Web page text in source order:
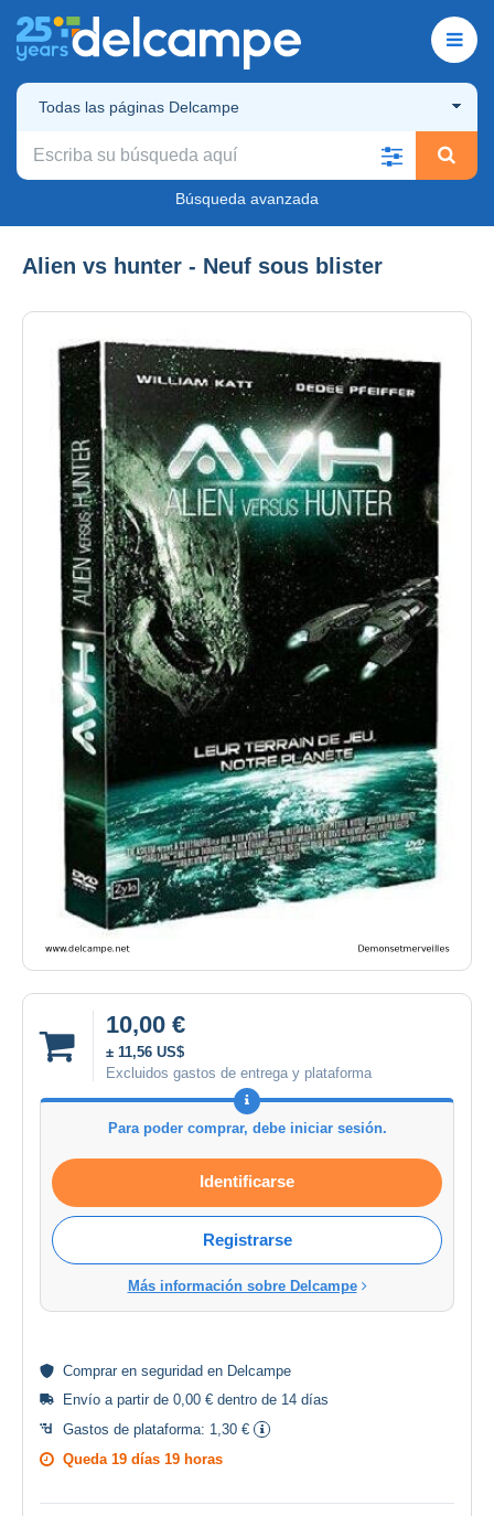
Todas las páginas Delcampe
Búsqueda avanzada
Alien vs hunter - Neuf sous blister
10,00 €
± 11,56 US$
Excluidos gastos de entrega y plataforma
Para poder comprar, debe iniciar sesión.
Identificarse
Registrarse
Más información sobre Delcampe
Comprar en seguridad en Delcampe
Envío a partir de 0,00 € dentro de 14 días
Gastos de plataforma: 1,30 €
Queda 19 días 19 horas